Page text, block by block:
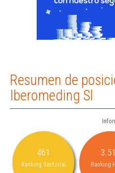
Resumen de
Iberomeding Sl
461
Ranking Sectorial Ranking